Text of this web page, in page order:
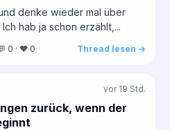
denke wieder mal über
hab ja schon erzählt,...
0 · ❤️ 0 Thread lesen →
vor 19 Std.
zurück, wenn der